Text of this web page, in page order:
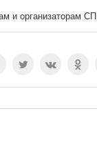
и организаторам СП